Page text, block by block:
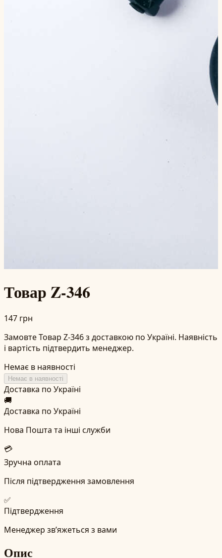
Товар Z-346
147 грн
Замовте Товар Z-346 з доставкою по Україні. Наявність
і вартість підтвердить менеджер.
Немає в наявності
Немає в наявності
Доставка по Україні
🚚
Доставка по Україні
Нова Пошта та інші служби
💳
Зручна оплата
Після підтвердження замовлення
✅
Підтвердження
Менеджер зв’яжеться з вами
Опис